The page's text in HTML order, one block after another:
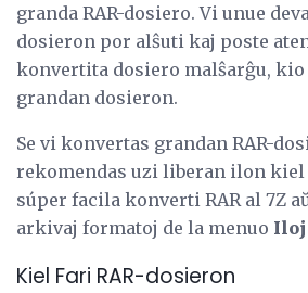
granda RAR-dosiero. Vi unue
dosieron por alŝuti kaj poste
konvertita dosiero malŝarĝu, kio
grandan dosieron.
Se vi konvertas grandan RAR-
rekomendas uzi liberan ilon kiel
súper facila konverti RAR al 7Z
arkivaj formatoj de la menuo Iloj
Kiel Fari RAR-dosieron